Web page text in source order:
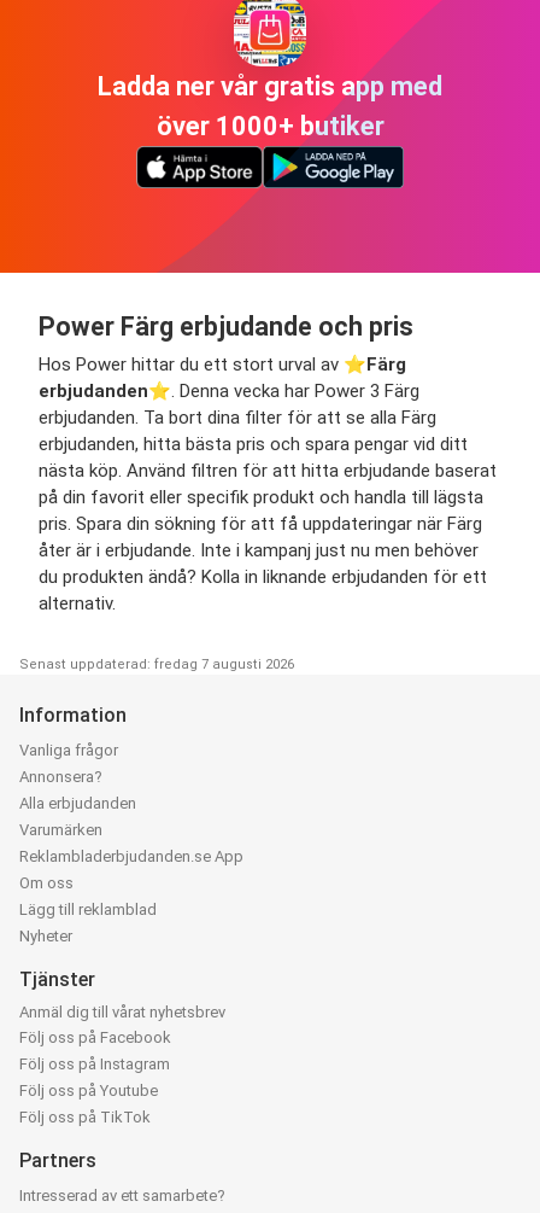
Ladda ner vår gratis app med
över 1000+ butiker
Power Färg erbjudande och pris
Hos Power hittar du ett stort urval av ⭐️Färg
erbjudanden⭐️. Denna vecka har Power 3 Färg
erbjudanden. Ta bort dina filter för att se alla Färg
erbjudanden, hitta bästa pris och spara pengar vid ditt
nästa köp. Använd filtren för att hitta erbjudande baserat
på din favorit eller specifik produkt och handla till lägsta
pris. Spara din sökning för att få uppdateringar när Färg
åter är i erbjudande. Inte i kampanj just nu men behöver
du produkten ändå? Kolla in liknande erbjudanden för ett
alternativ.
Senast uppdaterad: fredag 7 augusti 2026
Information
Vanliga frågor
Annonsera?
Alla erbjudanden
Varumärken
Reklambladerbjudanden.se App
Om oss
Lägg till reklamblad
Nyheter
Tjänster
Anmäl dig till vårat nyhetsbrev
Följ oss på Facebook
Följ oss på Instagram
Följ oss på Youtube
Följ oss på TikTok
Partners
Intresserad av ett samarbete?